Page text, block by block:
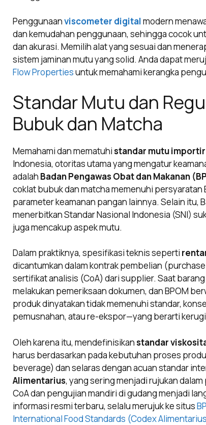
Penggunaanviscometer digitalmodern
dan kemudahan penggunaan, sehingga cocok
dan akurasi. Memilih alat yang sesuai dan
sistem jaminan mutu yang solid. Anda dapat
Flow Propertiesuntuk memahami kerangka
Standar Mutu dan
Bubuk dan Matcha
Memahami dan mematuhistandar mutu importir
Indonesia, otoritas utama yang mengatur
adalah Badan Pengawas Obat dan Makanan
coklat bubuk dan matcha memenuhi persyaratan
parameter keamanan pangan lainnya. Selain itu,
menerbitkan Standar Nasional Indonesia (SNI)
juga mencakup aspek mutu.
Dalam praktiknya, spesifikasi teknis seperti
dicantumkan dalam kontrak pembelian
sertifikat analisis (CoA) dari supplier. Saat
melakukan pemeriksaan dokumen, dan BPOM
produk dinyatakan tidak memenuhi standar,
pemusnahan, atau re-ekspor—yang berarti
Oleh karena itu, mendefinisikanstandar
harus berdasarkan pada kebutuhan proses
beverage) dan selaras dengan acuan standar
Alimentarius, yang sering menjadi rujukan
CoA dan pengujian mandiri di gudang menjadi
informasi resmi terbaru, selalu merujuk ke situs
International Food Standards (Codex